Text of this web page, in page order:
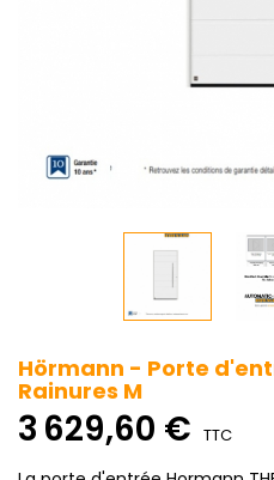
Hörmann - Porte
Rainures M
3 629,60 € TTC